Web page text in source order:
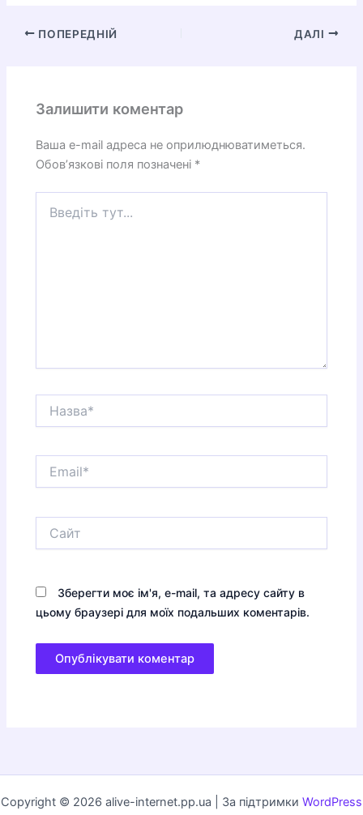
ПОПЕРЕДНІЙ ДАЛІ
Залишити коментар
Ваша e-mail адреса не оприлюднюватиметься.
Обов’язкові поля позначені *
тут...
Зберегти моє ім'я, e-mail, та адресу сайту в
цьому браузері для моїх подальших коментарів.
Copyright © 2026 alive-internet.pp.ua | За підтримки WordPress